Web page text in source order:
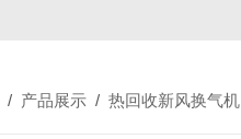
/ 产品展示 /热回收新风换气机